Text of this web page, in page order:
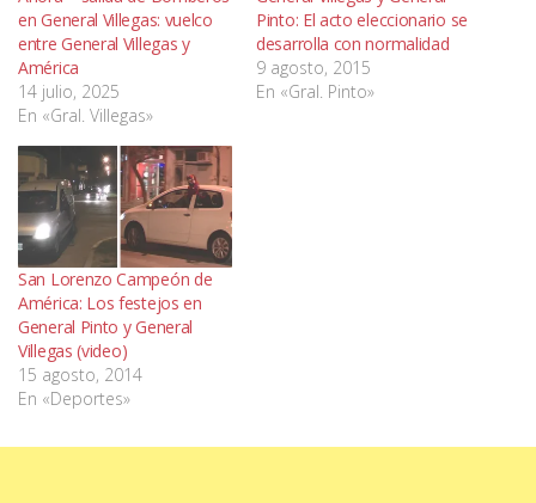
en General Villegas: vuelco
entre General Villegas y
América
14 julio, 2025
En «Gral. Villegas»
Pinto: El acto eleccionario se
desarrolla con normalidad
9 agosto, 2015
En «Gral. Pinto»
San Lorenzo Campeón de
América: Los festejos en
General Pinto y General
Villegas (video)
15 agosto, 2014
En «Deportes»